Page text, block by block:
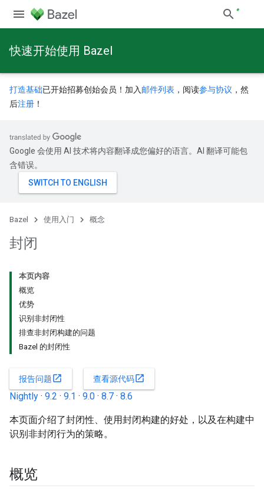
快速开始使用 Bazel
打造基础已开始招募创始会员！加入 邮件列表 ，阅读参与协议 ，然
后注册 ！
Google 会使用 AI 技术将内容翻译成您偏好的语言。AI 翻译可能包
含错误。
Bazel 使用入门 概念
封闭
本页内容
概览
优势
识别非封闭性
排查非封闭构建的问题
Bazel 的封闭性
报告问题open_in_new 查看源代码open_in_new
Nightly · 9.2 · 9.1 · 9.0 · 8.7 · 8.6
本页面介绍了封闭性、使用封闭构建的好处，以及在构建中
识别非封闭行为的策略。
概览